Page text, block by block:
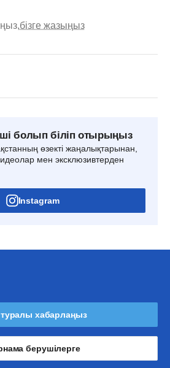
бізге жазыңыз
болып біліп отырыңыз
өзекті жаңалықтарынан,
мен эксклюзивтерден
Instagram
хабарлаңыз
берушілерге